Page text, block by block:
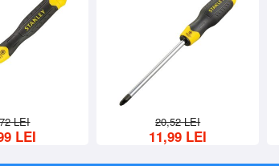
536,04 LEI
LEI
29,15 LEI
8,99 LEI